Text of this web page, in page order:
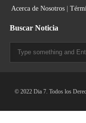
Acerca de Nosotros|
Buscar Noticia
© 2022 Dia 7. Todos los